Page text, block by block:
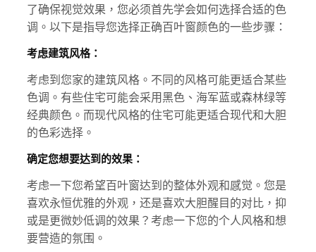
了确保视觉效果，您必须首先学会如何选择合适的色
调。以下是指导您选择正确百叶窗颜色的一些步骤：
考虑建筑风格：
考虑到您家的建筑风格。不同的风格可能更适合某些
色调。有些住宅可能会采用黑色、海军蓝或森林绿等
经典颜色。而现代风格的住宅可能更适合现代和大胆
的色彩选择。
确定您想要达到的效果：
考虑一下您希望百叶窗达到的整体外观和感觉。您是
喜欢永恒优雅的外观，还是喜欢大胆醒目的对比，抑
或是更微妙低调的效果？考虑一下您的个人风格和想
要营造的氛围。